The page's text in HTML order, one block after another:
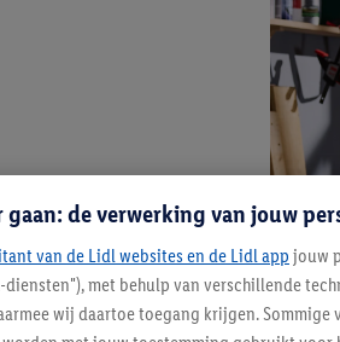
de verwerking van jouw
van de Lidl websites en de Lidl app jouw
met behulp van verschillende
wij daartoe toegang krijgen.